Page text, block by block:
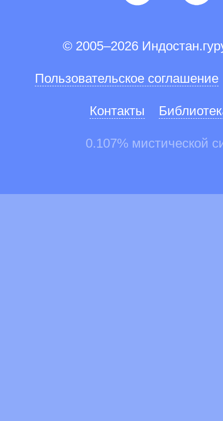
© 2005–2026
Пользовательское соглашение
Контакты
0.107% мистической